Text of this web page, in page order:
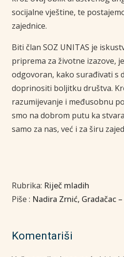
socijalne vještine, te
zajednice.
Biti član SOZ UNITAS je
priprema za životne izazove,
odgovoran, kako surađivati s
doprinositi boljitku društva.
razumijevanje i međusobnu
smo na dobrom putu ka
samo za nas, već i za širu
Rubrika: Riječ mladih
Piše : Nadira Zrnić, Gradačac
Komentariši